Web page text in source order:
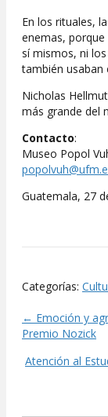
En los rituales,
enemas,
sí mismos, ni
también usaban
Nicholas
más grande del
Contacto:
Museo Popol
Guatemala, 27
Categorías:
Posts
← Emoción y
Premio Nozick
Atención al